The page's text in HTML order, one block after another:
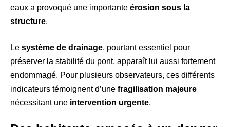
eaux a provoqué une importante érosion sous la
structure.
Le système de drainage, pourtant essentiel pour
préserver la stabilité du pont, apparaît lui aussi fortement
endommagé. Pour plusieurs observateurs, ces différents
indicateurs témoignent d’une fragilisation majeure
nécessitant une intervention urgente.